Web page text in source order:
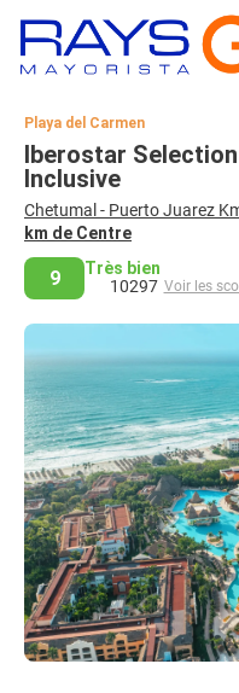
Playa del Carmen
Iberostar
Inclusive
Chetumal - Puerto Juarez
km de Centre
9
Très bien
10297 Voir les